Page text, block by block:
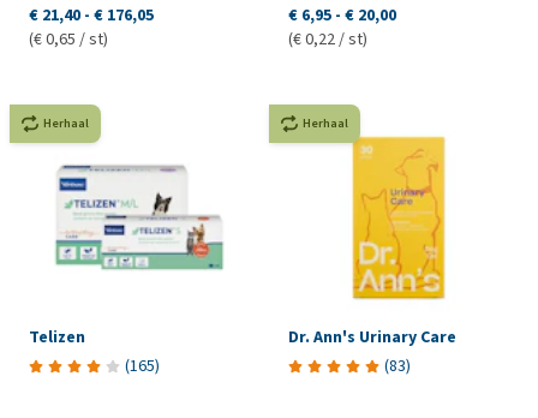
€ 21,40 - € 176,05
(€ 0,65 / st)
€ 6,95 - € 20,00
(€ 0,22 / st)
Herhaal
Telizen
(165)
Herhaal
Dr. Ann's Urinary Care
(83)